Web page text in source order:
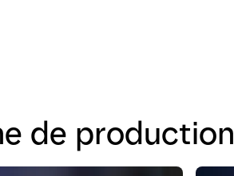
de production